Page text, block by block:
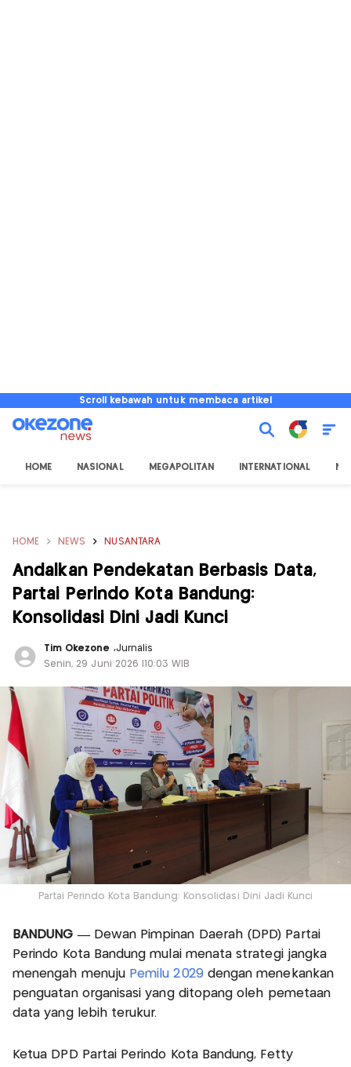
Scroll kebawah untuk membaca artikel
HOME NASIONAL MEGAPOLITAN INTERNATIONAL
HOME NEWS NUSANTARA
Andalkan Pendekatan Berbasis Data,
Partai Perindo Kota Bandung:
Konsolidasi Dini Jadi Kunci
Tim Okezone ,Jurnalis
Senin, 29 Juni 2026 |10:03 WIB
Partai Perindo Kota Bandung: Konsolidasi Dini Jadi Kunci
BANDUNG —Dewan Pimpinan Daerah (DPD) Partai
Perindo Kota Bandung mulai menata strategi jangka
menengah menuju Pemilu 2029 dengan menekankan
penguatan organisasi yang ditopang oleh pemetaan
data yang lebih terukur.
Ketua DPD Partai Perindo Kota Bandung, Fetty